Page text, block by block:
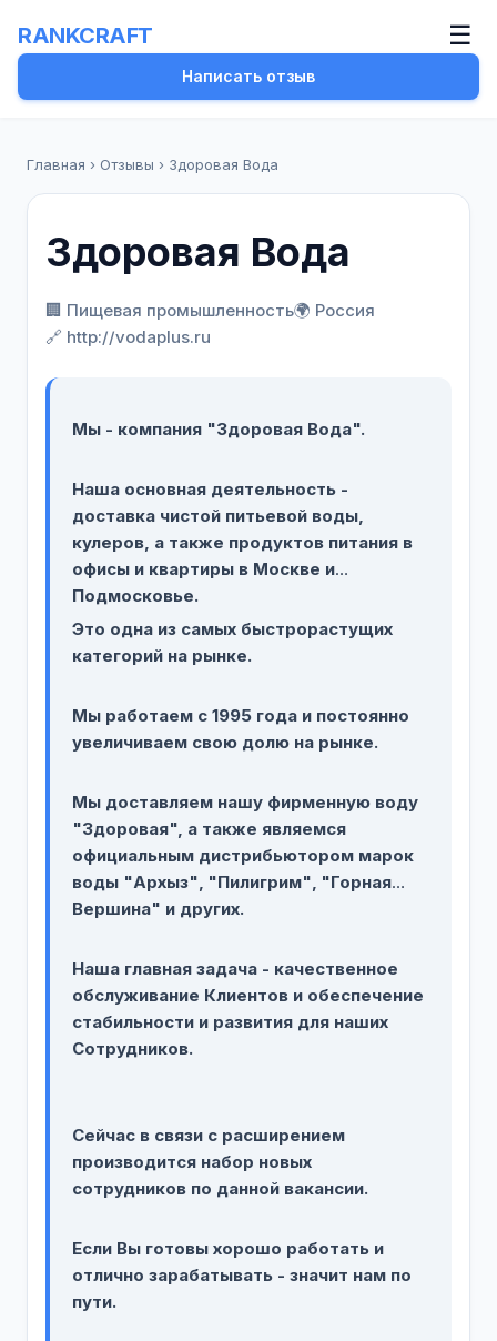
RANKCRAFT ☰
Написать отзыв
Главная › Отзывы › Здоровая Вода
Здоровая Вода
🏢 Пищевая промышленность🌍 Россия
🔗 http://vodaplus.ru
Мы - компания "Здоровая Вода".
Наша основная деятельность -
доставка чистой питьевой воды,
кулеров, а также продуктов питания в
офисы и квартиры в Москве и
Подмосковье.
Это одна из самых быстрорастущих
категорий на рынке.
Мы работаем с 1995 года и постоянно
увеличиваем свою долю на рынке.
Мы доставляем нашу фирменную воду
"Здоровая", а также являемся
официальным дистрибьютором марок
воды "Архыз"‚ "Пилигрим"‚ "Горная
Вершина" и других.
Наша главная задача - качественное
обслуживание Клиентов и обеспечение
стабильности и развития для наших
Сотрудников.
Сейчас в связи с расширением
производится набор новых
сотрудников по данной вакансии.
Если Вы готовы хорошо работать и
отлично зарабатывать - значит нам по
пути.